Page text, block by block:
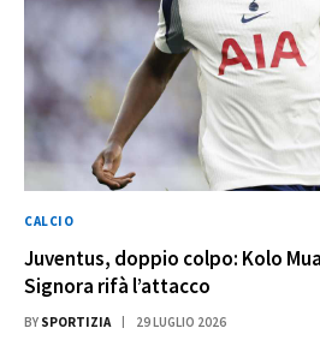
CALCIO
Juventus, doppio colpo: Kolo
Signora rifà l’attacco
BY SPORTIZIA 29 LUGLIO 2026